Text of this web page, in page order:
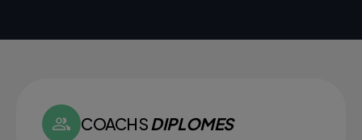
COACHSDIPLOMES